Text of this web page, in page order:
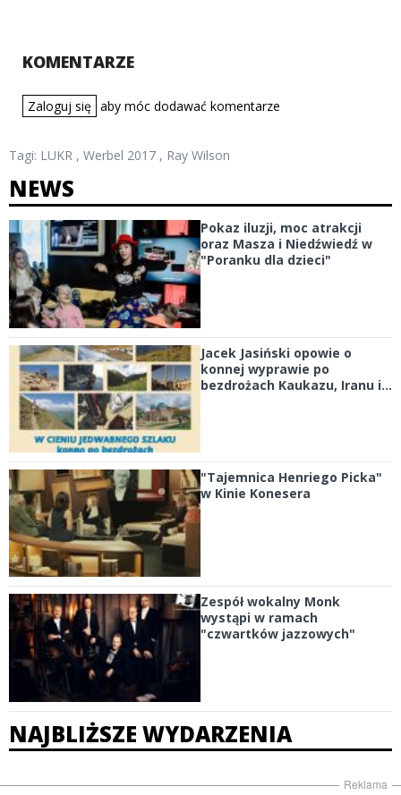
KOMENTARZE
Zaloguj się aby móc dodawać komentarze
Tagi: LUKR , Werbel 2017 , Ray Wilson
NEWS
Pokaz iluzji, moc atrakcji
oraz Masza i Niedźwiedź w
"Poranku dla dzieci"
Jacek Jasiński opowie o
konnej wyprawie po
bezdrożach Kaukazu, Iranu i...
"Tajemnica Henriego Picka"
w Kinie Konesera
Zespół wokalny Monk
wystąpi w ramach
"czwartków jazzowych"
NAJBLIŻSZE WYDARZENIA
Reklama